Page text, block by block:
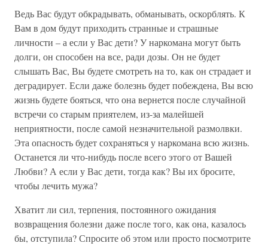
Ведь Вас будут обкрадывать, обманывать, оскорблять. К
Вам в дом будут приходить странные и страшные
личности – а если у Вас дети? У наркомана могут быть
долги, он способен на все, ради дозы. Он не будет
слышать Вас, Вы будете смотреть на то, как он страдает и
деградирует. Если даже болезнь будет побеждена, Вы всю
жизнь будете бояться, что она вернется после случайной
встречи со старым приятелем, из-за малейшей
неприятности, после самой незначительной размолвки.
Эта опасность будет сохраняться у наркомана всю жизнь.
Останется ли что-нибудь после всего этого от Вашей
Любви? А если у Вас дети, тогда как? Вы их бросите,
чтобы лечить мужа?
Хватит ли сил, терпения, постоянного ожидания
возвращения болезни даже после того, как она, казалось
бы, отступила? Спросите об этом или просто посмотрите